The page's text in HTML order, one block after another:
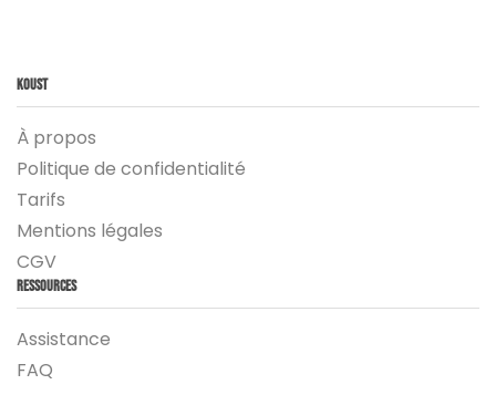
Koust
À propos
Politique de confidentialité
Tarifs
Mentions légales
CGV
Ressources
Assistance
FAQ